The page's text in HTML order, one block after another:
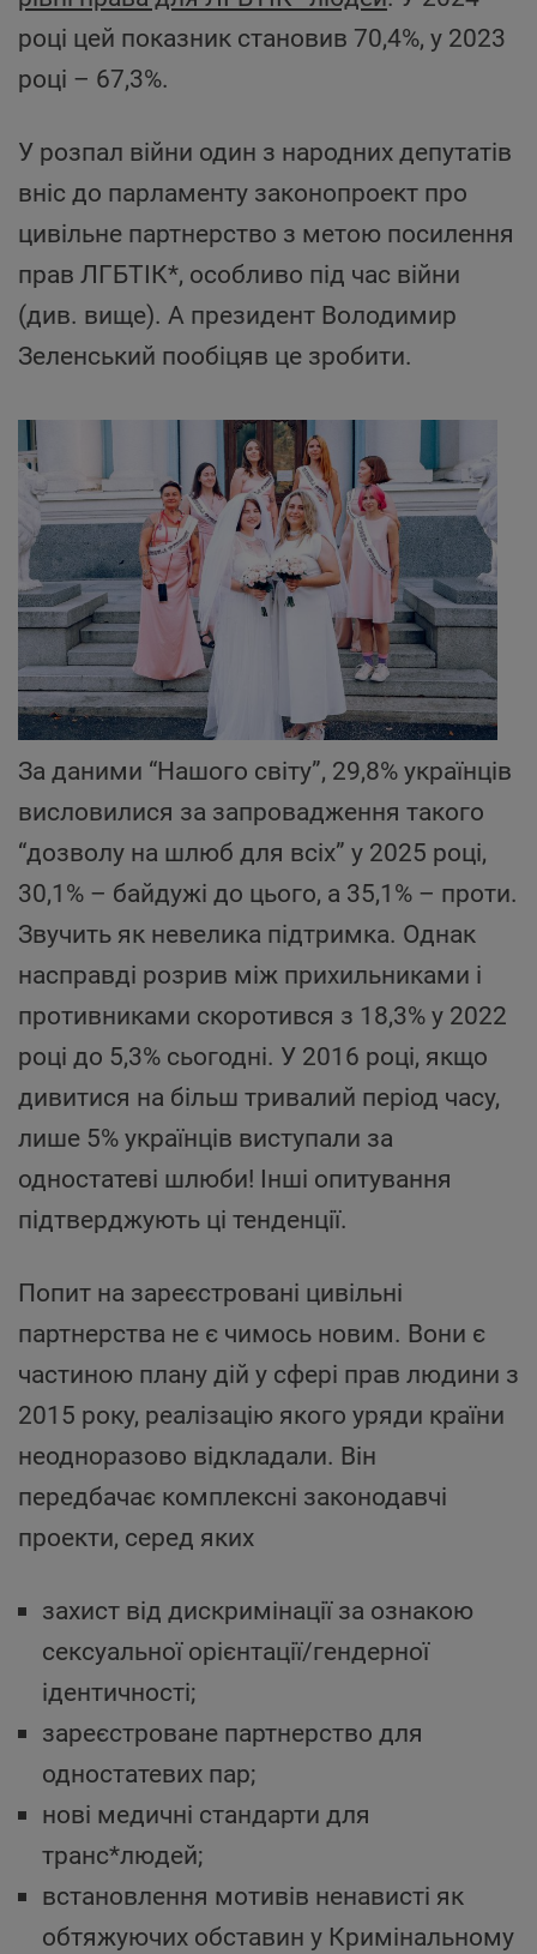
році цей показник становив 70,4%, у 2023
році – 67,3%.
У розпал війни один з народних депутатів
вніс до парламенту законопроект про
цивільне партнерство з метою посилення
прав ЛГБТІК*, особливо під час війни
(див. вище). А президент Володимир
Зеленський пообіцяв це зробити.
За даними “Нашого світу”, 29,8% українців
висловилися за запровадження такого
“дозволу на шлюб для всіх” у 2025 році,
30,1% – байдужі до цього, а 35,1% – проти.
Звучить як невелика підтримка. Однак
насправді розрив між прихильниками і
противниками скоротився з 18,3% у 2022
році до 5,3% сьогодні. У 2016 році, якщо
дивитися на більш тривалий період часу,
лише 5% українців виступали за
одностатеві шлюби! Інші опитування
підтверджують ці тенденції.
Попит на зареєстровані цивільні
партнерства не є чимось новим. Вони є
частиною плану дій у сфері прав людини з
2015 року, реалізацію якого уряди країни
неодноразово відкладали. Він
передбачає комплексні законодавчі
проекти, серед яких
захист від дискримінації за ознакою
сексуальної орієнтації/гендерної
ідентичності;
зареєстроване партнерство для
одностатевих пар;
нові медичні стандарти для
транс*людей;
встановлення мотивів ненависті як
обтяжуючих обставин у Кримінальному